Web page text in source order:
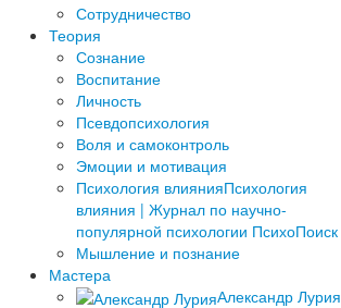
Сотрудничество
Теория
Сознание
Воспитание
Личность
Псевдопсихология
Воля и самоконтроль
Эмоции и мотивация
Психология влиянияПсихология
влияния | Журнал по научно-
популярной психологии ПсихоПоиск
Мышление и познание
Мастера
Александр Лурия